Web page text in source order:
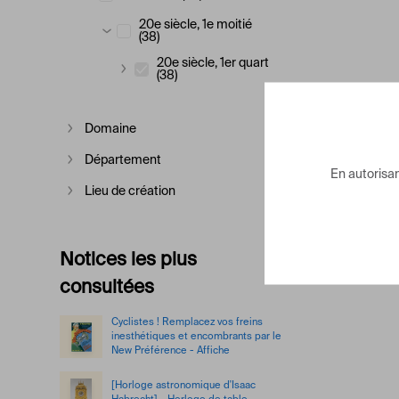
Afficher plus
20e siècle, 1e moitié
(38)
Afficher plus
20e siècle, 1er quart
(38)
Afficher plus
Domaine
Afficher plus
Département
Afficher plus
Lieu de création
Notices les plus
consultées
Cyclistes ! Remplacez vos freins
inesthétiques et encombrants par le
New Préférence - Affiche
[Horloge astronomique d'Isaac
En